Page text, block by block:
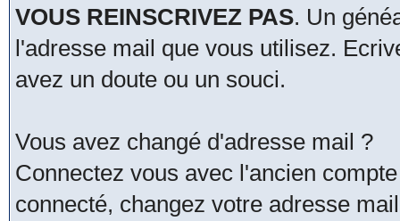
VOUS REINSCRIVEZ PAS. Un
l'adresse mail que vous utilisez.
avez un doute ou un souci.
Vous avez changé d'adresse mail ?
Connectez vous avec l'ancien
connecté, changez votre adresse